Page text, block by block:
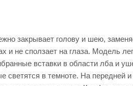
закрывает голову и шею,
и не сползает на глаза. Модель
вставки в области лба и
в темноте. На передней